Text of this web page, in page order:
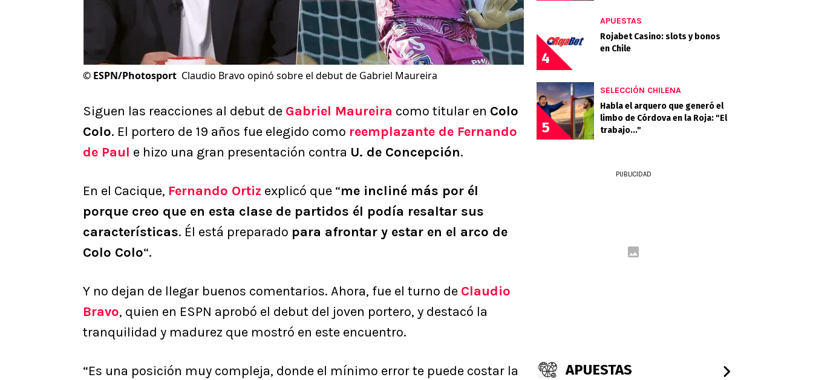
© ESPN/Photosport Claudio Bravo opinó sobre el debut de Gabriel Maureira
Siguen las reacciones al debut de Gabriel Maureira como titular en Colo
Colo. El portero de 19 años fue elegido como reemplazante de Fernando
de Paul e hizo una gran presentación contra U. de Concepción.
En el Cacique, Fernando Ortiz explicó que “me incliné más por él
porque creo que en esta clase de partidos él podía resaltar sus
características. Él está preparado para afrontar y estar en el arco de
Colo Colo“.
Y no dejan de llegar buenos comentarios. Ahora, fue el turno de Claudio
Bravo, quien en ESPN aprobó el debut del joven portero, y destacó la
tranquilidad y madurez que mostró en este encuentro.
“Es una posición muy compleja, donde el mínimo error te puede costar la
4
APUESTAS
Rojabet Casino: slots y bonos
en Chile
5
SELECCIÓN CHILENA
Habla el arquero que generó el
limbo de Córdova en la Roja: "El
trabajo..."
PUBLICIDAD
APUESTAS